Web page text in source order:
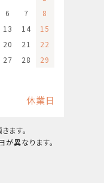
6 7
8
13 14
15
20 21
22
27 28
29
休業日
ます。
異なります。